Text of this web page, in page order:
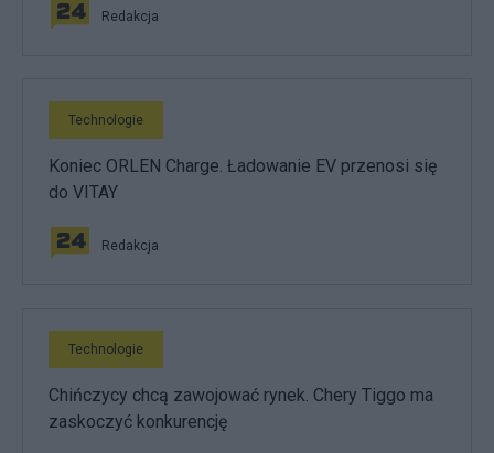
Redakcja
Technologie
Koniec ORLEN Charge. Ładowanie EV przenosi się
do VITAY
Redakcja
Technologie
Chińczycy chcą zawojować rynek. Chery Tiggo ma
zaskoczyć konkurencję